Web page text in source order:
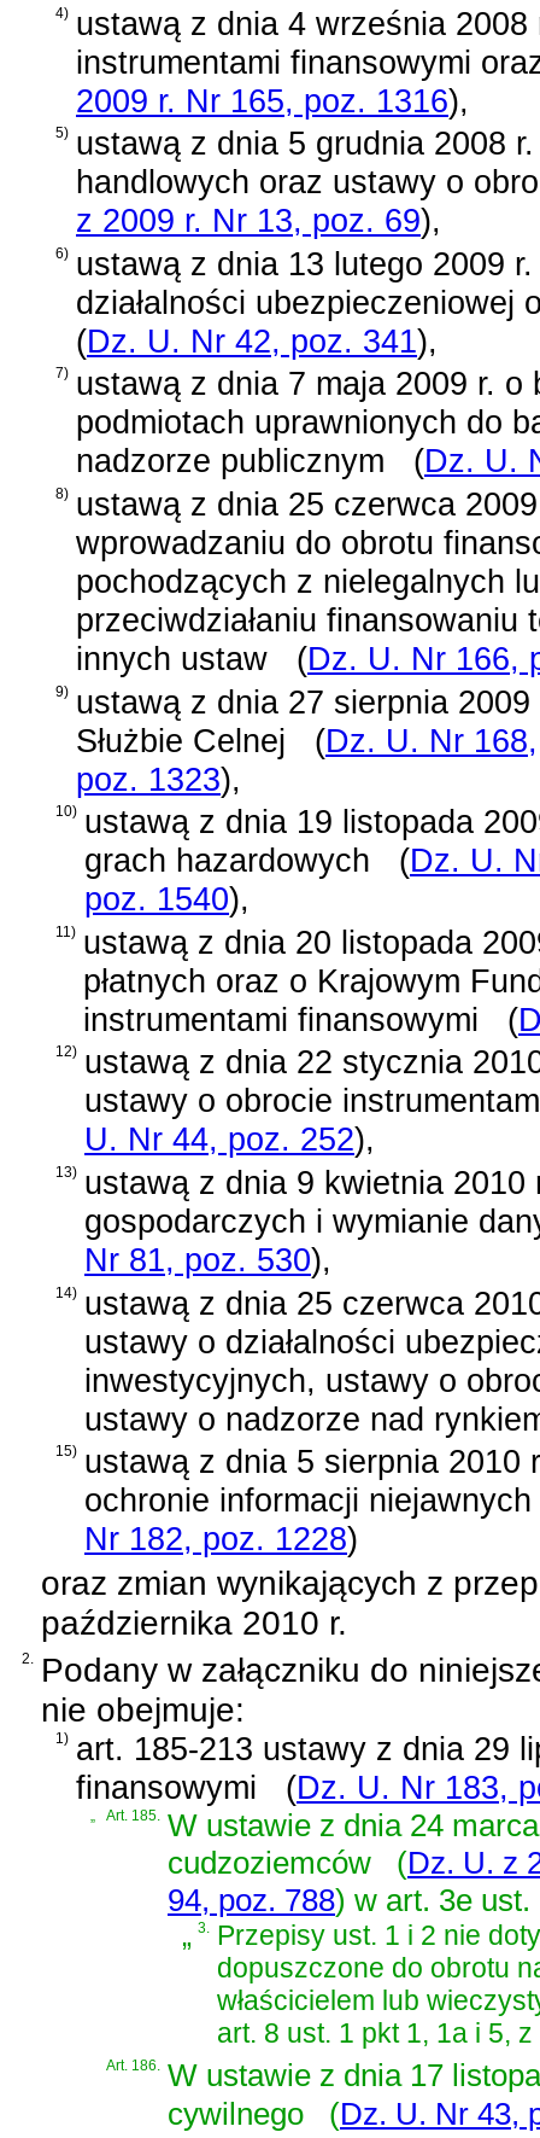
4) ustawą z dnia 4 września
instrumentami finansowymi
2009 r. Nr 165, poz. 1316),
5) ustawą z dnia 5 grudnia 2008
handlowych oraz ustawy o
z 2009 r. Nr 13, poz. 69),
6) ustawą z dnia 13 lutego 2009
działalności ubezpieczeniowej
(Dz. U. Nr 42, poz. 341),
7) ustawą z dnia 7 maja 2009 r. o
podmiotach uprawnionych do
nadzorze publicznym
(Dz. U.
8) ustawą z dnia 25 czerwca
wprowadzaniu do obrotu
pochodzących z nielegalnych
przeciwdziałaniu
innych ustaw
(Dz. U. Nr 166,
9) ustawą z dnia 27 sierpnia 2009
Służbie Celnej
(Dz. U. Nr 168,
poz. 1323),
10) ustawą z dnia 19 listopada
grach hazardowych
(Dz. U.
poz. 1540),
11) ustawą z dnia 20 listopada
płatnych oraz o Krajowym
instrumentami finansowymi
(
12) ustawą z dnia 22 stycznia
ustawy o obrocie
U. Nr 44, poz. 252),
13) ustawą z dnia 9 kwietnia
gospodarczych i wymianie
Nr 81, poz. 530),
14) ustawą z dnia 25 czerwca
ustawy o działalności
inwestycyjnych, ustawy o
ustawy o nadzorze nad
15) ustawą z dnia 5 sierpnia 2010
ochronie informacji niejawnych
Nr 182, poz. 1228)
oraz zmian wynikających z
października 2010 r.
2.
Podany w załączniku do
nie obejmuje:
1) art. 185-213 ustawy z dnia 29
finansowymi
(Dz. U. Nr 183,
Art. 185. W ustawie z dnia 24
cudzoziemców
(Dz. U. z
94, poz. 788) w art. 3e
„3.
Przepisy ust. 1 i 2 nie
dopuszczone do obrotu
właścicielem lub
art. 8 ust. 1 pkt 1, 1a i 5,
Art. 186. W ustawie z dnia 17
cywilnego
(Dz. U. Nr 43,